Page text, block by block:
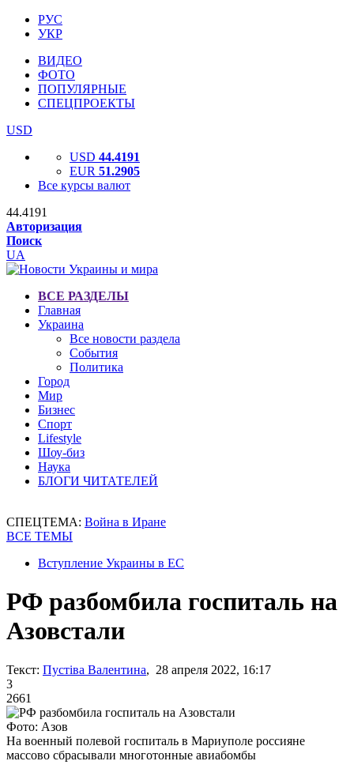
РУС
УКР
ВИДЕО
ФОТО
ПОПУЛЯРНЫЕ
СПЕЦПРОЕКТЫ
USD
USD 44.4191
EUR 51.2905
Все курсы валют
44.4191
Авторизация
Поиск
UA
ВСЕ РАЗДЕЛЫ
Главная
Украина
Все новости раздела
События
Политика
Город
Мир
Бизнес
Спорт
Lifestyle
Шоу-биз
Наука
БЛОГИ ЧИТАТЕЛЕЙ
СПЕЦТЕМА: Война в Иране
ВСЕ ТЕМЫ
Вступление Украины в ЕС
РФ разбомбила госпиталь на
Азовстали
Текст: Пустіва Валентина, 28 апреля 2022, 16:17
3
2661
Фото: Азов
На военный полевой госпиталь в Мариуполе россияне
массово сбрасывали многотонные авиабомбы